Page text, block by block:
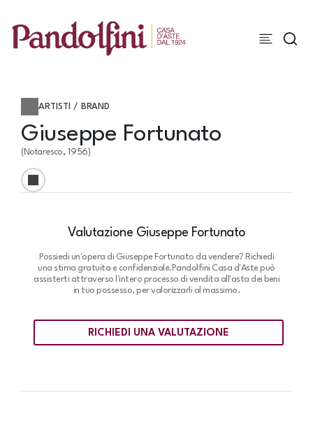
ARTISTI / BRAND
Giuseppe Fortunato
(Notaresco, 1956)
Valutazione Giuseppe Fortunato
Possiedi un'opera di Giuseppe Fortunato da vendere? Richiedi
una stima gratuita e confidenziale. Pandolfini Casa d'Aste può
assisterti attraverso l'intero processo di vendita all'asta dei beni
in tuo possesso, per valorizzarli al massimo.
RICHIEDI UNA VALUTAZIONE